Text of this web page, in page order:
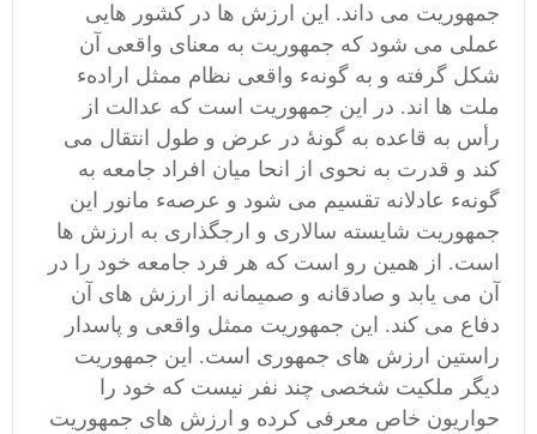
جمهوریت می داند. این ارزش ها در کشور هایی
عملی می شود که جمهوریت به معنای واقعی آن
شکل گرفته و به گونهء واقعی نظام ممثل ارادهء
ملت ها اند. در این جمهوریت است که عدالت از
رأس به قاعده به گونۀ در عرض و طول انتقال می
کند و قدرت به نحوی از انحا میان افراد جامعه به
گونهء عادلانه تقسیم می شود و عرصهء مانور این
جمهوریت شایسته سالاری و ارجگذاری به ارزش ها
است. از همین رو است که هر فرد جامعه خود را در
آن می یابد و صادقانه و صمیمانه از ارزش های آن
دفاع می کند. این جمهوریت ممثل واقعی و پاسدار
راستین ارزش های جمهوری است. این جمهوریت
دیگر ملکیت شخصی چند نفر نیست که خود را
حواریون خاص معرفی کرده و ارزش های جمهوریت